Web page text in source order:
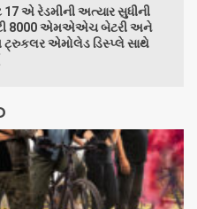
17 એ રેડમીની અત્યાર સુધીની
8000 એમએએચ બેટરી અને
ટ્રુકલર એમોલેડ ડિસ્પ્લે સાથે